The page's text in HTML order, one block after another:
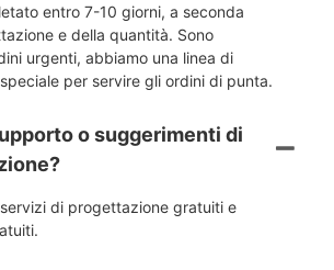
entro 7-10 giorni, a seconda
e della quantità. Sono
urgenti, abbiamo una linea di
per servire gli ordini di punta.
o suggerimenti di
di progettazione gratuiti e